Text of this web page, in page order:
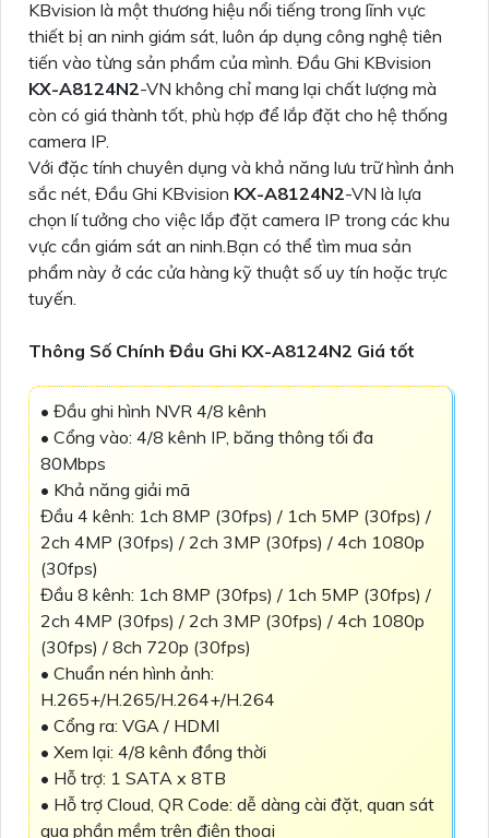
KBvision là một thương hiệu nổi tiếng trong lĩnh vực
thiết bị an ninh giám sát, luôn áp dụng công nghệ tiên
tiến vào từng sản phẩm của mình. Đầu Ghi KBvision
KX-A8124N2-VN không chỉ mang lại chất lượng mà
còn có giá thành tốt, phù hợp để lắp đặt cho hệ thống
camera IP.
Với đặc tính chuyên dụng và khả năng lưu trữ hình ảnh
sắc nét, Đầu Ghi KBvision KX-A8124N2-VN là lựa
chọn lí tưởng cho việc lắp đặt camera IP trong các khu
vực cần giám sát an ninh.Bạn có thể tìm mua sản
phẩm này ở các cửa hàng kỹ thuật số uy tín hoặc trực
tuyến.
Thông Số Chính Đầu Ghi KX-A8124N2 Giá tốt
• Đầu ghi hình NVR 4/8 kênh
• Cổng vào: 4/8 kênh IP, băng thông tối đa
80Mbps
• Khả năng giải mã
Đầu 4 kênh: 1ch 8MP (30fps) / 1ch 5MP (30fps) /
2ch 4MP (30fps) / 2ch 3MP (30fps) / 4ch 1080p
(30fps)
Đầu 8 kênh: 1ch 8MP (30fps) / 1ch 5MP (30fps) /
2ch 4MP (30fps) / 2ch 3MP (30fps) / 4ch 1080p
(30fps) / 8ch 720p (30fps)
• Chuẩn nén hình ảnh:
H.265+/H.265/H.264+/H.264
• Cổng ra: VGA / HDMI
• Xem lại: 4/8 kênh đồng thời
• Hỗ trợ: 1 SATA x 8TB
• Hỗ trợ Cloud, QR Code: dễ dàng cài đặt, quan sát
qua phần mềm trên điện thoại